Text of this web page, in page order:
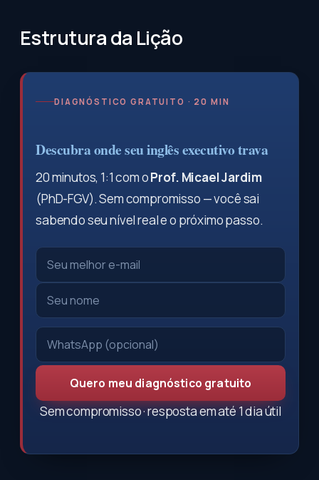
Estrutura da Lição
DIAGNÓSTICO GRATUITO · 20 MIN
Descubra onde seu inglês executivo trava
20 minutos, 1:1 com oProf. Micael Jardim
(PhD-FGV). Sem compromisso — você sai
sabendo seu nível real e o próximo passo.
Quero meu diagnóstico gratuito
Sem compromisso · resposta em até 1 dia útil